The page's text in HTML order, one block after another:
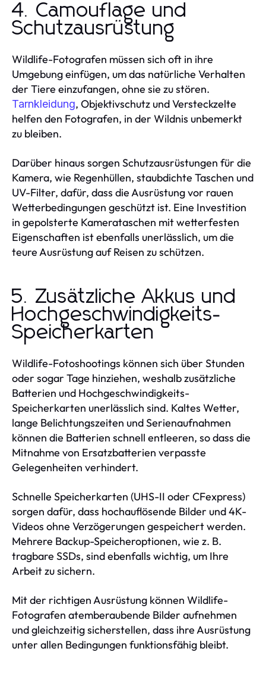
4. Camouflage und
Schutzausrüstung
Wildlife-Fotografen müssen sich oft in ihre
Umgebung einfügen, um das natürliche Verhalten
der Tiere einzufangen, ohne sie zu stören.
Tarnkleidung, Objektivschutz und Versteckzelte
helfen den Fotografen, in der Wildnis unbemerkt
zu bleiben.
Darüber hinaus sorgen Schutzausrüstungen für die
Kamera, wie Regenhüllen, staubdichte Taschen und
UV-Filter, dafür, dass die Ausrüstung vor rauen
Wetterbedingungen geschützt ist. Eine Investition
in gepolsterte Kamerataschen mit wetterfesten
Eigenschaften ist ebenfalls unerlässlich, um die
teure Ausrüstung auf Reisen zu schützen.
5. Zusätzliche Akkus und
Hochgeschwindigkeits-
Speicherkarten
Wildlife-Fotoshootings können sich über Stunden
oder sogar Tage hinziehen, weshalb zusätzliche
Batterien und Hochgeschwindigkeits-
Speicherkarten unerlässlich sind. Kaltes Wetter,
lange Belichtungszeiten und Serienaufnahmen
können die Batterien schnell entleeren, so dass die
Mitnahme von Ersatzbatterien verpasste
Gelegenheiten verhindert.
Schnelle Speicherkarten (UHS-II oder CFexpress)
sorgen dafür, dass hochauflösende Bilder und 4K-
Videos ohne Verzögerungen gespeichert werden.
Mehrere Backup-Speicheroptionen, wie z. B.
tragbare SSDs, sind ebenfalls wichtig, um Ihre
Arbeit zu sichern.
Mit der richtigen Ausrüstung können Wildlife-
Fotografen atemberaubende Bilder aufnehmen
und gleichzeitig sicherstellen, dass ihre Ausrüstung
unter allen Bedingungen funktionsfähig bleibt.